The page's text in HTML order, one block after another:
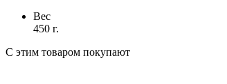
Вес
450 г.
С этим товаром покупают